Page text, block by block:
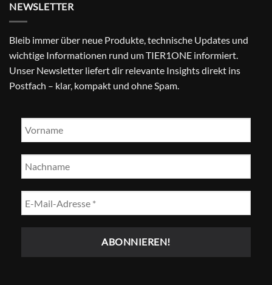
NEWSLETTER
Bleib immer über neue Produkte, technische Updates und
wichtige Informationen rund um TIER1ONE informiert.
Unser Newsletter liefert dir relevante Insights direkt ins
Postfach – klar, kompakt und ohne Spam.